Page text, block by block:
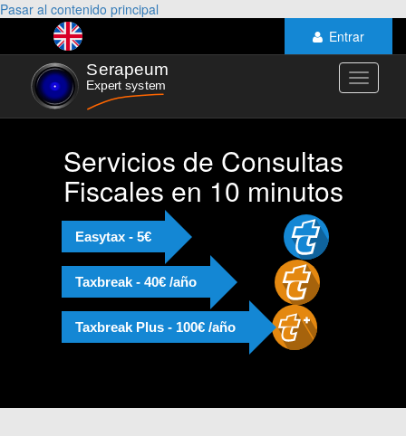
Pasar al contenido principal
Entrar
Toggle
Servicios de Consultas
Fiscales en 10 minutos
Easytax - 5€
Taxbreak - 40€ /año
Taxbreak Plus - 100€ /año